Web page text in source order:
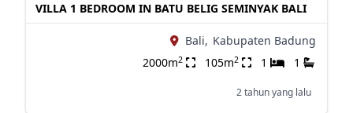
VILLA 1 BEDROOM IN BATU BELIG SEMINYAK BALI
Bali, Kabupaten Badung
2000m2 105m2 1 1
2 tahun yang lalu